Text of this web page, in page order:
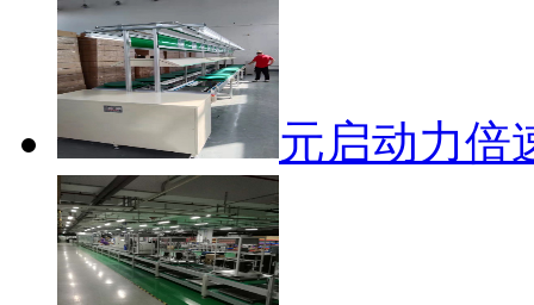
元启动力倍